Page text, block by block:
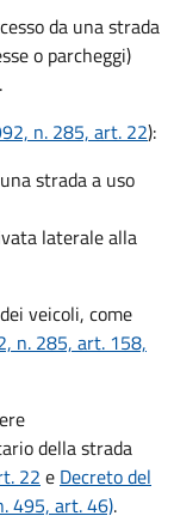
da una strada
o parcheggi)
n. 285, art. 22):
strada a uso
laterale alla
veicoli, come
n. 285, art. 158,
della strada
22 e Decreto del
495, art. 46).